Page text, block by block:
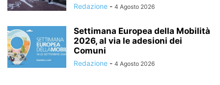
Redazione - 4 Agosto 2026
Settimana Europea della Mobilità
2026, al via le adesioni dei
Comuni
Redazione - 4 Agosto 2026